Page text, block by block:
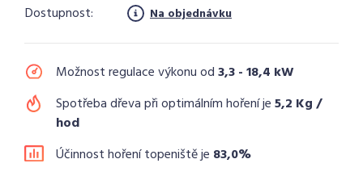
Dostupnost:
Na objednávku
Možnost regulace výkonu od3,3 - 18,4 kW
Spotřeba dřeva při optimálním hoření je5,2 Kg /
hod
Účinnost hoření topeniště je 83,0%